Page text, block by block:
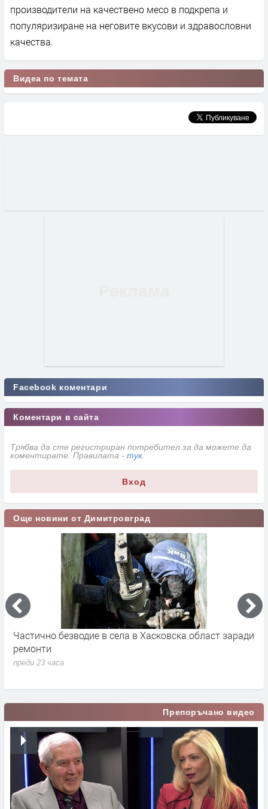
производители на качествено месо в подкрепа и
популяризиране на неговите вкусови и здравословни
качества.
Видеа по темата
Facebook коментари
Коментари в сайта
Трябва да сте регистриран потребител за да можете да
коментирате. Правилата - тук
Вход
Още новини от Димитровград
Частично безводие в села в Хасковска област заради
ремонти
преди 23 часа
Препоръчано видео